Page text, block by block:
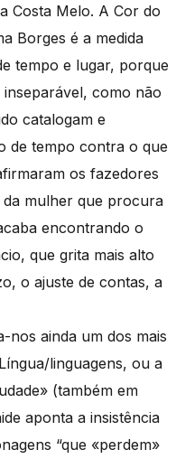
Costa Melo. A Cor do
Borges é a medida
tempo e lugar, porque
inseparável, como não
catalogam e
de tempo contra o que
os fazedores
da mulher que procura
encontrando o
que grita mais alto
o ajuste de contas, a
nos ainda um dos mais
linguagens, ou a
(também em
aponta a insistência
“que «perdem»